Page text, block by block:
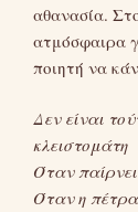
αθανασία.
ατμόσφαιρα
ποιητή να
Δεν είναι
κλειστομάτη
Όταν
Όταν η